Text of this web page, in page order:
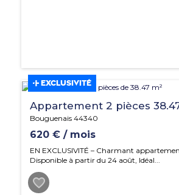
EXCLUSIVITÉ
Appartement 2 pièces
Bouguenais 44340
620 € / mois
EN EXCLUSIVITÉ – Charmant
Disponible à partir du 24 août, Idéal...